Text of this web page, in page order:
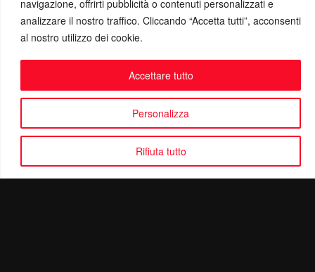
navigazione, offrirti pubblicità o contenuti personalizzati e
analizzare il nostro traffico. Cliccando “Accetta tutti”, acconsenti
al nostro utilizzo dei cookie.
Personalizza
Rifiuta tutto
Accettare tutto